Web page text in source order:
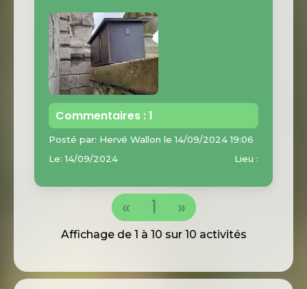
Commentaires : 1
Posté par: Hervé Wallon le 14/09/2024 19:06
Le: 14/09/2024
Lieu :
« 1 »
Affichage de 1 à 10 sur 10 activités